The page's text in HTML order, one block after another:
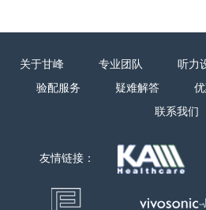
关于甘峰 专业团队 听力
验配服务
疑难解答
联系我们
友情链接：